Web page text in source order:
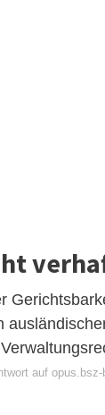
auf opus.bsz-